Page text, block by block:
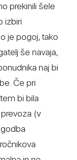
prekinili šele
izbiri
je pogoj, tako
še navaja,
naj bi
Če pri
bi bila
(v